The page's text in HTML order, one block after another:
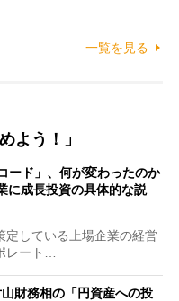
一覧を見る
よう！」
ード」、何が変わったのか
成長投資の具体的な説
している上場企業の経営
レート…
財務相の「円資産への投